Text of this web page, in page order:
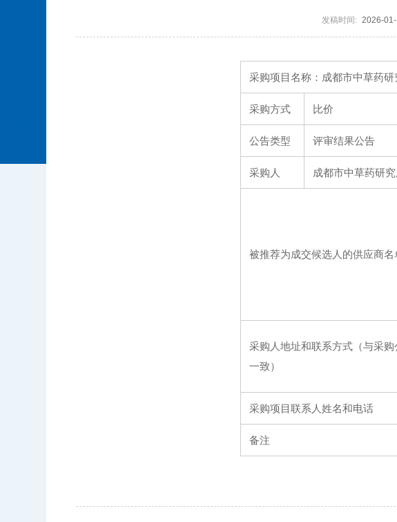
发稿时间: 2026-
采购项目名称：成都市中草药
采购方式 比价
公告类型 评审结果公告
采购人 成都市中草药研
被推荐为成交候选人的供应商名
采购人地址和联系方式（与采购
一致）
采购项目联系人姓名和电话
备注